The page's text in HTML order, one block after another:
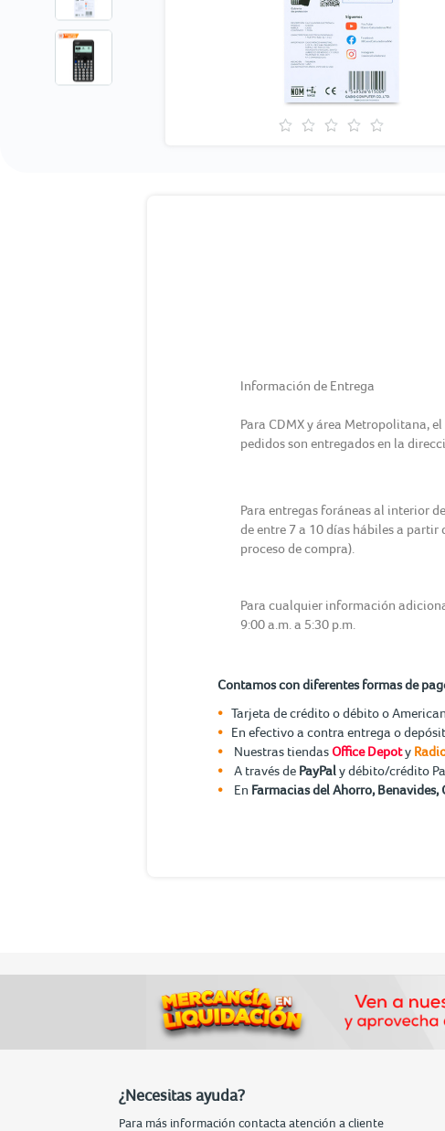
Información de Entrega
Para CDMX y área Metropolitana,
pedidos son entregados en la
Para entregas foráneas al interior
de entre 7 a 10 días hábiles a partir
proceso de compra).
Para cualquier información
9:00 a.m. a 5:30 p.m.
Contamos con diferentes formas de
Tarjeta de crédito o débito o
En efectivo a contra entrega o
Nuestras tiendas Office Depoty
A través de PayPaly débito/crédito
En Farmacias del Ahorro, Benavides,
¿Necesitas ayuda?
Para más información contacta atención a cliente